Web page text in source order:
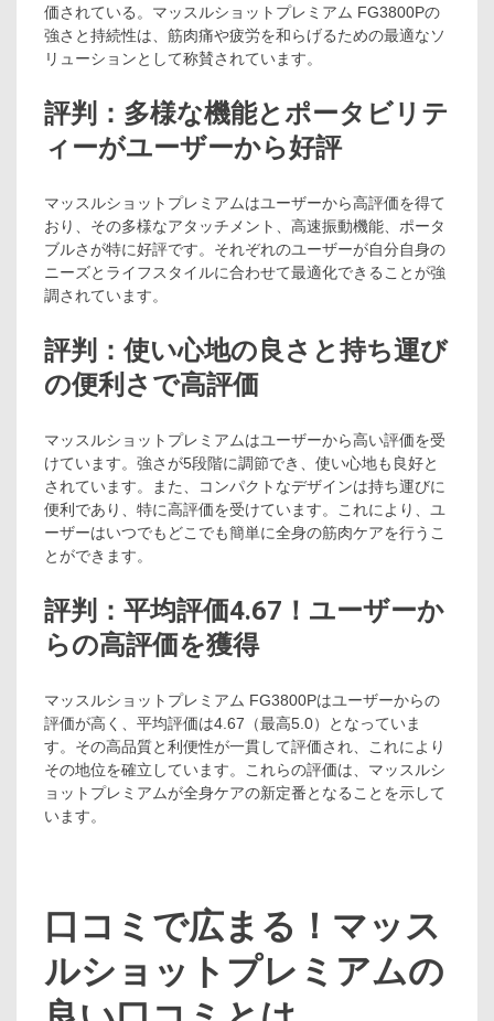
価されている。マッスルショットプレミアム FG3800Pの
強さと持続性は、筋肉痛や疲労を和らげるための最適なソ
リューションとして称賛されています。
評判：多様な機能とポータビリテ
ィーがユーザーから好評
マッスルショットプレミアムはユーザーから高評価を得て
おり、その多様なアタッチメント、高速振動機能、ポータ
ブルさが特に好評です。それぞれのユーザーが自分自身の
ニーズとライフスタイルに合わせて最適化できることが強
調されています。
評判：使い心地の良さと持ち運び
の便利さで高評価
マッスルショットプレミアムはユーザーから高い評価を受
けています。強さが5段階に調節でき、使い心地も良好と
されています。また、コンパクトなデザインは持ち運びに
便利であり、特に高評価を受けています。これにより、ユ
ーザーはいつでもどこでも簡単に全身の筋肉ケアを行うこ
とができます。
評判：平均評価4.67！ユーザーか
らの高評価を獲得
マッスルショットプレミアム FG3800Pはユーザーからの
評価が高く、平均評価は4.67（最高5.0）となっていま
す。その高品質と利便性が一貫して評価され、これにより
その地位を確立しています。これらの評価は、マッスルシ
ョットプレミアムが全身ケアの新定番となることを示して
います。
口コミで広まる！マッス
ルショットプレミアムの